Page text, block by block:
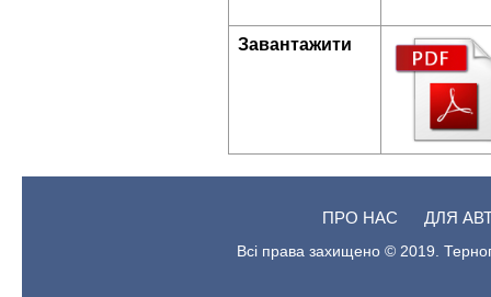
Завантажити
ПРО НАС ДЛЯ
Всі права захищено © 2019.